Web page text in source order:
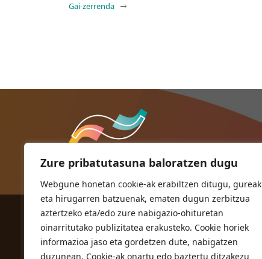
Zure pribatutasuna baloratzen dugu
Webgune honetan cookie-ak erabiltzen ditugu, gureak
eta hirugarren batzuenak, ematen dugun zerbitzua
aztertzeko eta/edo zure nabigazio-ohituretan
oinarritutako publizitatea erakusteko. Cookie horiek
informazioa jaso eta gordetzen dute, nabigatzen
duzunean. Cookie-ak onartu edo baztertu ditzakezu
Gai-zerrenda
ORIOKO UDALA
Herriko plaza,1
20810 Orio (Gipuzkoa)